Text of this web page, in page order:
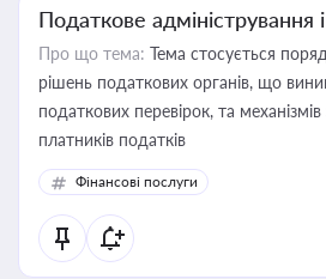
Податкове
Про що тема: Тема стосується
рішень податкових органів, що
податкових перевірок, та
платників податків
Фінансові послуги